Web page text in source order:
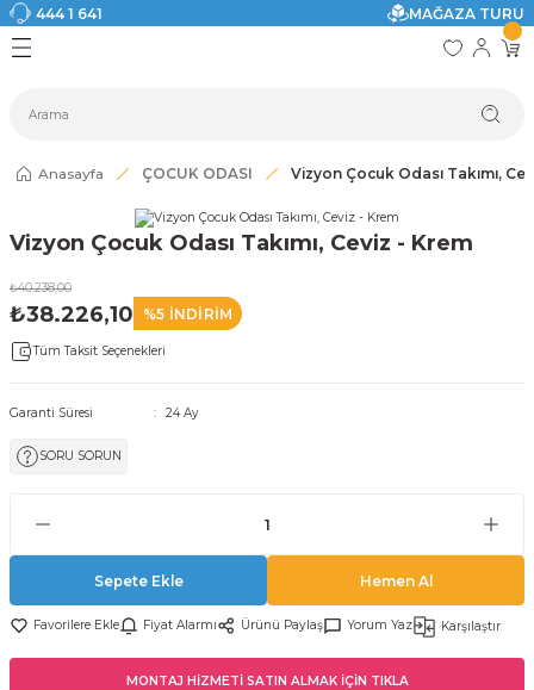
444 1 641
MAĞAZA TURU
Geri Dön
Geri Dön
Geri Dön
Geri Dön
Geri Dön
Geri Dön
Anasayfa ÇOCUK ODASI Vizyon Çocuk Odası Takımı,
Vizyon Çocuk Odası Takımı, Ceviz - Krem
₺40.238,00
₺38.226,10 %5 İNDİRİM
Tüm Taksit Seçenekleri
Garanti Süresi 24 Ay
SORU SORUN
Sepete Ekle Hemen Al
Fiyat Alarmı Ürünü Paylaş Yorum Yaz Karşılaştır
MONTAJ HİZMETİ SATIN ALMAK İÇİN TIKLA